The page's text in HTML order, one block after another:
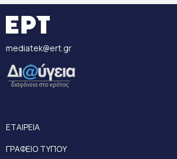
mediatek@ert.gr
ΕΤΑΙΡΕΙΑ
ΓΡΑΦΕΙΟ ΤΥΠΟΥ